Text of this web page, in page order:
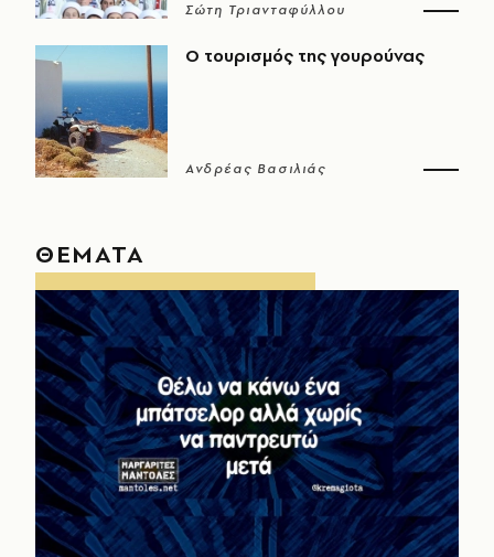
Σώτη Τριανταφύλλου
Ο τουρισμός της γουρούνας
Ανδρέας Βασιλιάς
ΘΕΜΑΤΑ